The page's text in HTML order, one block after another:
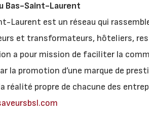
Bas-Saint-Laurent
Laurent est un réseau qui
et transformateurs, hôteliers,
a pour mission de faciliter la
la promotion d’une marque de
réalité propre de chacune des